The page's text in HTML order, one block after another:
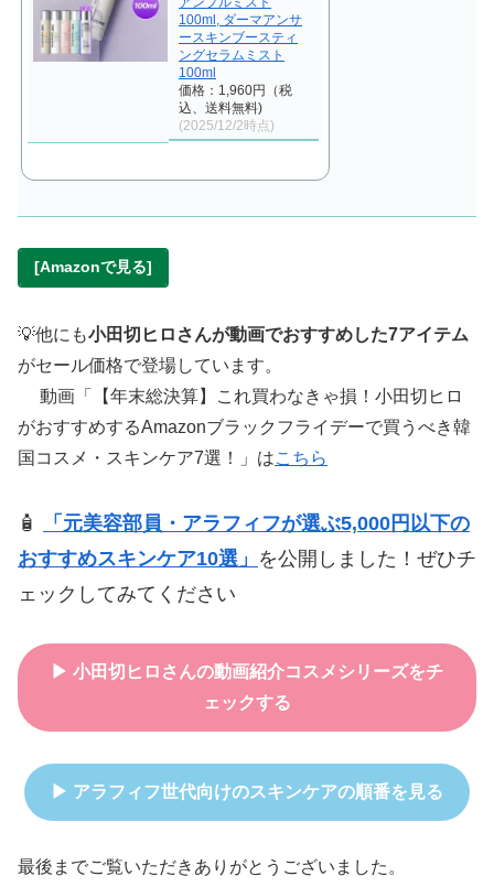
100ml, ダーマアンサ
ースキンブースティ
ングセラムミスト
100ml
価格：1,960円（税
込、送料無料)
(2025/12/2時点)
[Amazonで見る]
💡他にも小田切ヒロさんが動画でおすすめした7アイテム
がセール価格で登場しています。
動画「【年末総決算】これ買わなきゃ損！小田切ヒロ
がおすすめするAmazonブラックフライデーで買うべき韓
国コスメ・スキンケア7選！」はこちら
🧴
「元美容部員・アラフィフが選ぶ5,000円以下の
おすすめスキンケア10選」 を公開しました！ぜひチ
ェックしてみてください
▶ 小田切ヒロさんの動画紹介コスメシリーズをチ
ェックする
▶ アラフィフ世代向けのスキンケアの順番を見る
最後までご覧いただきありがとうございました。